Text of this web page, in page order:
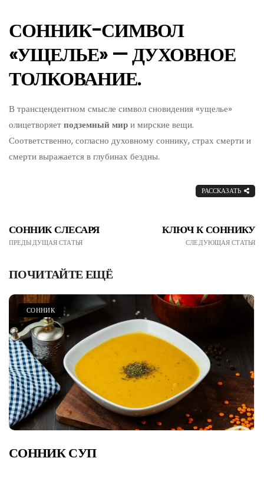
СОННИК-СИМВОЛ
«УЩЕЛЬЕ» — ДУХОВНОЕ
ТОЛКОВАНИЕ.
В трансцендентном смысле символ сновидения «ущелье»
олицетворяетподземный мири мирские вещи.
Соответственно, согласно духовному соннику, страх смерти и
смерти выражается в глубинах бездны.
РАССКАЗАТЬ
СОННИК СЛЕСАРЯ
ПРЕДЫДУЩАЯ СТАТЬЯ
КЛЮЧ К СОННИКУ
СЛЕДУЮЩАЯ СТАТЬЯ
ПОЧИТАЙТЕ ЕЩЁ
СОННИК
СОННИК СУП